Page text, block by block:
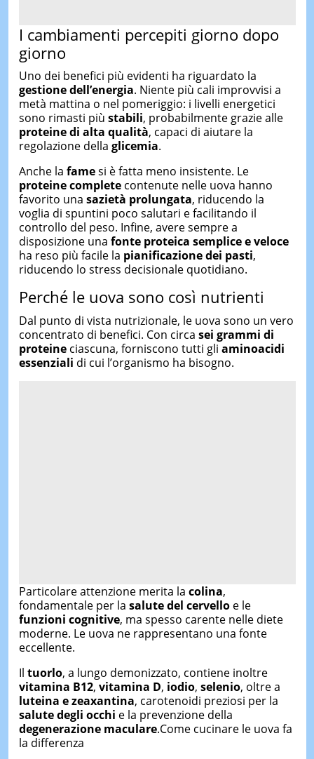
I cambiamenti percepiti giorno dopo
giorno
Uno dei benefici più evidenti ha riguardato la
gestione dell’energia. Niente più cali improvvisi a
metà mattina o nel pomeriggio: i livelli energetici
sono rimasti più stabili, probabilmente grazie alle
proteine di alta qualità, capaci di aiutare la
regolazione della glicemia.
Anche la famesi è fatta meno insistente. Le
proteine completecontenute nelle uova hanno
favorito una sazietà prolungata, riducendo la
voglia di spuntini poco salutari e facilitando il
controllo del peso. Infine, avere sempre a
disposizione una fonte proteica semplice e veloce
ha reso più facile la pianificazione dei pasti,
riducendo lo stress decisionale quotidiano.
Perché le uova sono così nutrienti
Dal punto di vista nutrizionale, le uova sono un vero
concentrato di benefici. Con circa sei grammi di
proteineciascuna, forniscono tutti gli aminoacidi
essenziali di cui l’organismo ha bisogno.
Particolare attenzione merita la colina,
fondamentale per la salute del cervelloe le
funzioni cognitive, ma spesso carente nelle diete
moderne. Le uova ne rappresentano una fonte
eccellente.
Il tuorlo, a lungo demonizzato, contiene inoltre
vitamina B12, vitamina D, iodio, selenio, oltre a
luteina e zeaxantina, carotenoidi preziosi per la
salute degli occhi e la prevenzione della
degenerazione maculare.Come cucinare le uova fa
la differenza